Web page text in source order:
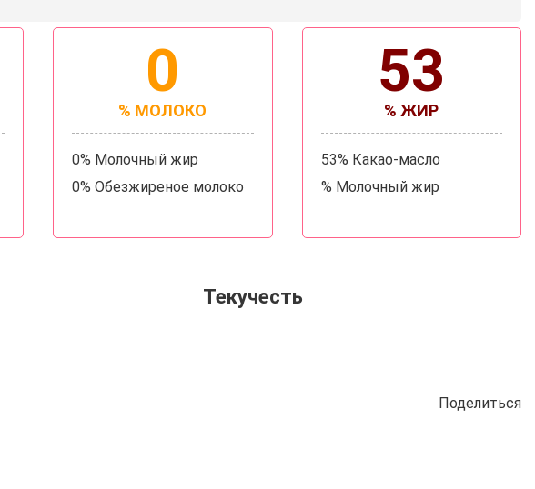
0
% МОЛОКО
0% Молочный жир
0% Обезжиреное молоко
53
% ЖИР
53% Какао-масло
% Молочный жир
Текучесть
Поделиться